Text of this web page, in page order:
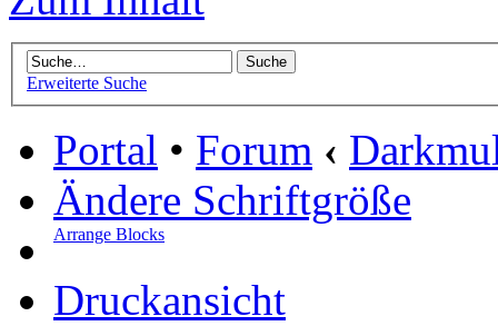
Erweiterte Suche
Portal • Forum ‹
Ändere Schriftgröße
Arrange Blocks
Druckansicht